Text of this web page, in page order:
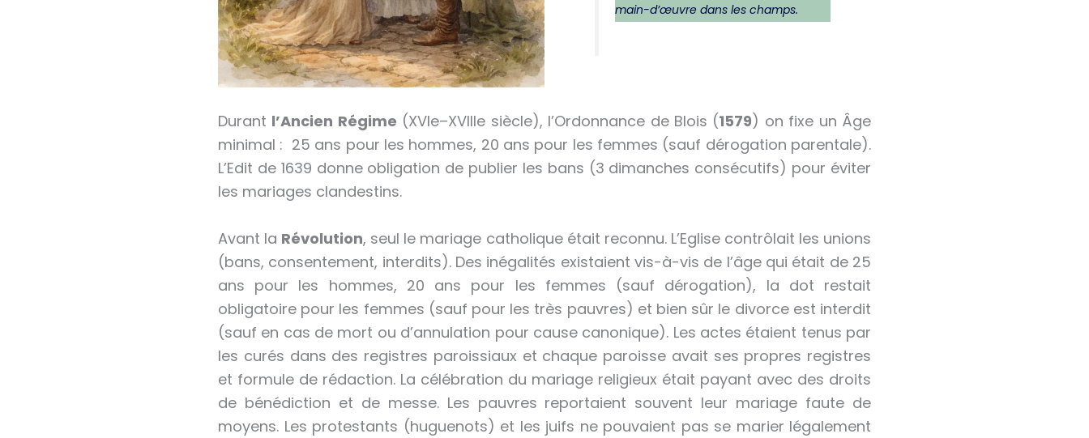
main-d’œuvre dans les champs.
Durant l’Ancien Régime (XVIe–XVIIIe siècle), l’Ordonnance de Blois (1579) on fixe un Âge
minimal : 25 ans pour les hommes, 20 ans pour les femmes (sauf dérogation parentale).
L’Edit de 1639 donne obligation de publier les bans (3 dimanches consécutifs) pour éviter
les mariages clandestins.
Avant la Révolution, seul le mariage catholique était reconnu. L’Eglise contrôlait les unions
(bans, consentement, interdits). Des inégalités existaient vis-à-vis de l’âge qui était de 25
ans pour les hommes, 20 ans pour les femmes (sauf dérogation), la dot restait
obligatoire pour les femmes (sauf pour les très pauvres) et bien sûr le divorce est interdit
(sauf en cas de mort ou d’annulation pour cause canonique). Les actes étaient tenus par
les curés dans des registres paroissiaux et chaque paroisse avait ses propres registres
et formule de rédaction. La célébration du mariage religieux était payant avec des droits
de bénédiction et de messe. Les pauvres reportaient souvent leur mariage faute de
moyens. Les protestants (huguenots) et les juifs ne pouvaient pas se marier légalement